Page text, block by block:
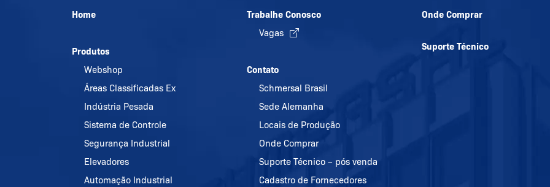
Home
Produtos
Webshop
Áreas Classificadas Ex
Indústria Pesada
Sistema de Controle
Segurança Industrial
Elevadores
Automação Industrial
Trabalhe Conosco
Vagas
Contato
Schmersal Brasil
Sede Alemanha
Locais de Produção
Onde Comprar
Suporte Técnico – pós venda
Cadastro de Fornecedores
Onde Comprar
Suporte Técnico